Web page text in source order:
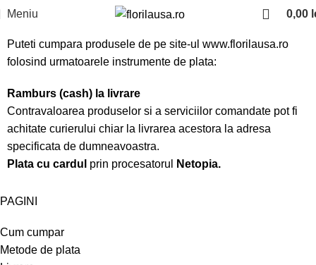
Meniu 0,00
PAGINI
Cum cumpar
Metode de plata
Puteti cumpara produsele de pe site-ul www.florilausa.ro
folosind urmatoarele instrumente de plata:
Ramburs (cash) la livrare
Contravaloarea produselor si a serviciilor comandate pot fi
achitate curierului chiar la livrarea acestora la adresa
specificata de dumneavoastra.
Plata cu cardul prin procesatorul Netopia.